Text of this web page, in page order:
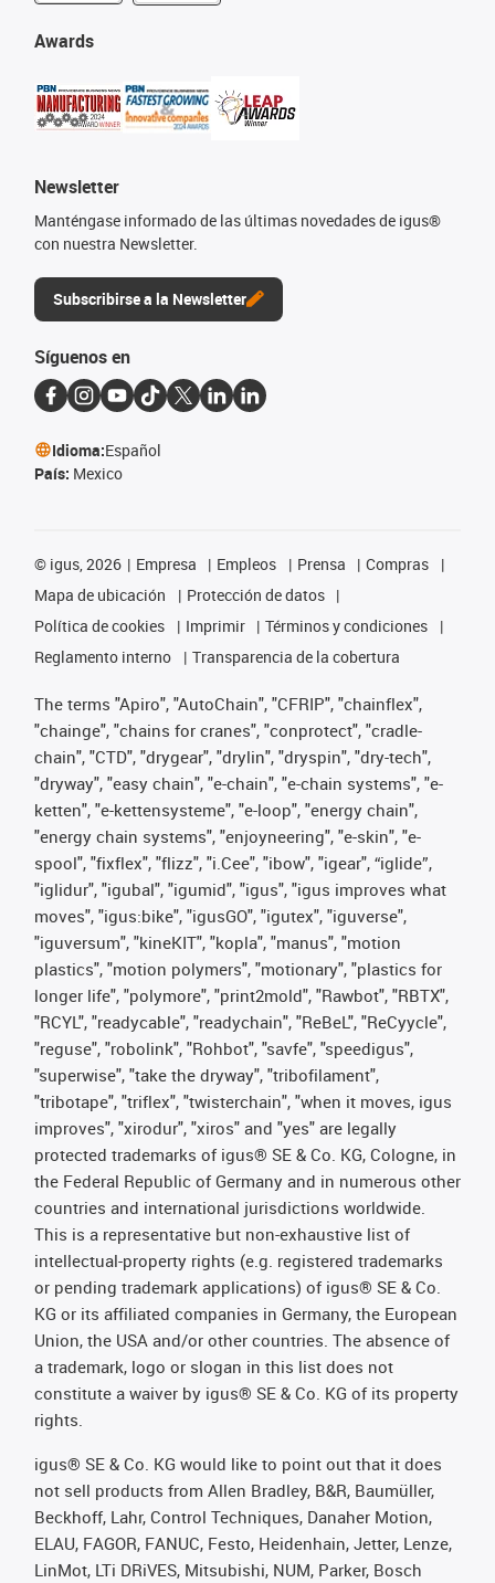
Awards
Newsletter
Manténgase informado de las últimas novedades de igus®
con nuestra Newsletter.
Subscribirse a la Newsletter
Síguenos en
Idioma:Español
País: Mexico
© igus, 2026 Empresa Empleos Prensa
Compras
Mapa de ubicación
Protección de datos
Política de cookies
Imprimir
Términos y condiciones
Reglamento interno
Transparencia de la cobertura
The terms "Apiro", "AutoChain", "CFRIP", "chainflex",
"chainge", "chains for cranes", "conprotect", "cradle-
chain", "CTD", "drygear", "drylin", "dryspin", "dry-tech",
"dryway", "easy chain", "e-chain", "e-chain systems", "e-
ketten", "e-kettensysteme", "e-loop", "energy chain",
"energy chain systems", "enjoyneering", "e-skin", "e-
spool", "fixflex", "flizz", "i.Cee", "ibow", "igear", “iglide”,
"iglidur", "igubal", "igumid", "igus", "igus improves what
moves", "igus:bike", "igusGO", "igutex", "iguverse",
"iguversum", "kineKIT", "kopla", "manus", "motion
plastics", "motion polymers", "motionary", "plastics for
longer life", "polymore", "print2mold", "Rawbot", "RBTX",
"RCYL", "readycable", "readychain", "ReBeL", "ReCyycle",
"reguse", "robolink", "Rohbot", "savfe", "speedigus",
"superwise", "take the dryway", "tribofilament",
"tribotape", "triflex", "twisterchain", "when it moves, igus
improves", "xirodur", "xiros" and "yes" are legally
protected trademarks of igus® SE & Co. KG, Cologne, in
the Federal Republic of Germany and in numerous other
countries and international jurisdictions worldwide.
This is a representative but non-exhaustive list of
intellectual-property rights (e.g. registered trademarks
or pending trademark applications) of igus® SE & Co.
KG or its affiliated companies in Germany, the European
Union, the USA and/or other countries. The absence of
a trademark, logo or slogan in this list does not
constitute a waiver by igus® SE & Co. KG of its property
rights.
igus® SE & Co. KG would like to point out that it does
not sell products from Allen Bradley, B&R, Baumüller,
Beckhoff, Lahr, Control Techniques, Danaher Motion,
ELAU, FAGOR, FANUC, Festo, Heidenhain, Jetter, Lenze,
LinMot, LTi DRiVES, Mitsubishi, NUM, Parker, Bosch